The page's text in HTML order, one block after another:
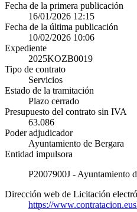
Fecha de la primera publicación
16/01/2026 12:15
Fecha de la última publicación
10/02/2026 10:06
Expediente
2025KOZB0019
Tipo de contrato
Servicios
Estado de la tramitación
Plazo cerrado
Presupuesto del contrato sin IVA
63.086
Poder adjudicador
Ayuntamiento de Bergara
Entidad impulsora
P2007900J - Ayuntamiento
Dirección web de Licitación
https://